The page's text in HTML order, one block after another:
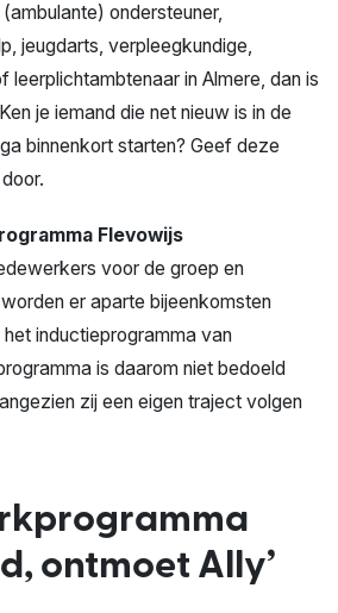
ondersteuner,
jeugdarts, verpleegkundige,
leerplichtambtenaar in Almere, dan is
je iemand die net nieuw is in de
binnenkort starten? Geef deze
Flevowijs
voor de groep en
er aparte bijeenkomsten
inductieprogramma van
is daarom niet bedoeld
zij een eigen traject volgen
ontmoet Ally’